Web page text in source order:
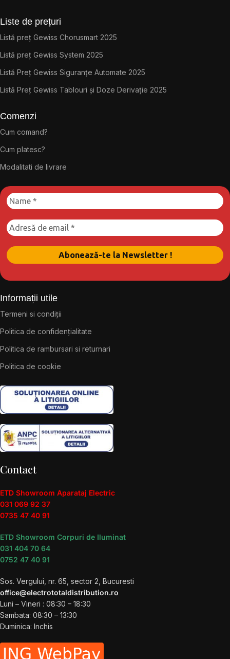
Liste de prețuri
Listă preț Gewiss Chorusmart 2025
Listă preț Gewiss System 2025
Listă Preț Gewiss Siguranțe Automate 2025
Listă Preț Gewiss Tablouri și Doze Derivație 2025
Comenzi
Cum comand?
Cum platesc?
Modalitati de livrare
Informații utile
Termeni si condiții
Politica de confidențialitate
Politica de rambursari si returnari
Politica de cookie
Contact
ETD Showroom Aparataj Electric
031 069 92 37
0735 47 40 91
ETD Showroom Corpuri de Iluminat
031 404 70 64
0752 47 40 91
Sos. Vergului, nr. 65, sector 2, Bucuresti
office@electrototaldistribution.ro
Luni – Vineri : 08:30 – 18:30
Sambata: 08:30 – 13:30
Duminica: Inchis